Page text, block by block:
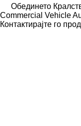
Обединето
Commercial Vehicle
Контактирајте го